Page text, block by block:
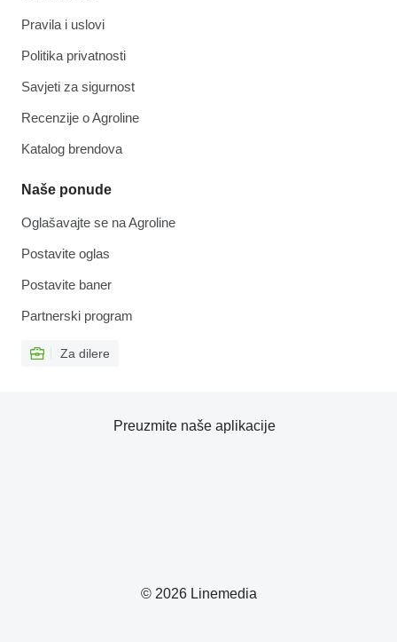
Pravila i uslovi
Politika privatnosti
Savjeti za sigurnost
Recenzije o Agroline
Katalog brendova
Naše ponude
Oglašavajte se na Agroline
Postavite oglas
Postavite baner
Partnerski program
Za dilere
© 2026 Linemedia
Preuzmite naše aplikacije